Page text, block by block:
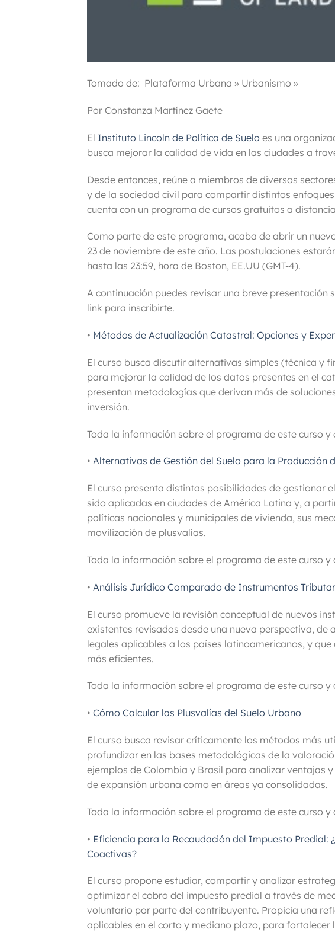
Tomado de: Plataforma Urbana » Urbanismo »
Por Constanza Martínez Gaete
El Instituto Lincoln de Política de Suelo es una
busca mejorar la calidad de vida en las ciudades a
Desde entonces, reúne a miembros de diversos
y de la sociedad civil para compartir distintos
cuenta con un programa de cursos gratuitos a
Como parte de este programa, acaba de abrir un
23 de noviembre de este año. Las postulaciones
hasta las 23:59, hora de Boston, EE.UU (GMT-4).
A continuación puedes revisar una breve presentación
link para inscribirte.
• Métodos de Actualización Catastral: Opciones y
El curso busca discutir alternativas simples (técnica y
para mejorar la calidad de los datos presentes en el
presentan metodologías que derivan más de
inversión.
Toda la información sobre el programa de este curso
• Alternativas de Gestión del Suelo para la Producción
El curso presenta distintas posibilidades de gestionar
sido aplicadas en ciudades de América Latina y, a
políticas nacionales y municipales de vivienda, sus
movilización de plusvalías.
Toda la información sobre el programa de este curso
• Análisis Jurídico Comparado de Instrumentos
El curso promueve la revisión conceptual de nuevos
existentes revisados desde una nueva perspectiva, de
legales aplicables a los países latinoamericanos, y
más eficientes.
Toda la información sobre el programa de este curso
• Cómo Calcular las Plusvalías del Suelo Urbano
El curso busca revisar críticamente los métodos más
profundizar en las bases metodológicas de la
ejemplos de Colombia y Brasil para analizar ventajas
de expansión urbana como en áreas ya consolidadas.
Toda la información sobre el programa de este curso
• Eficiencia para la Recaudación del Impuesto Predial:
Coactivas?
El curso propone estudiar, compartir y analizar
optimizar el cobro del impuesto predial a través de
voluntario por parte del contribuyente. Propicia una
aplicables en el corto y mediano plazo, para fortalecer